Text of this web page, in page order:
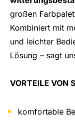
großen
Kombiniert mit
und leichter
Lösung – sagt
VORTEILE VON
komfortable